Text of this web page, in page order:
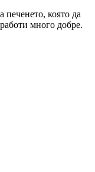
печенето, която да
много добре.